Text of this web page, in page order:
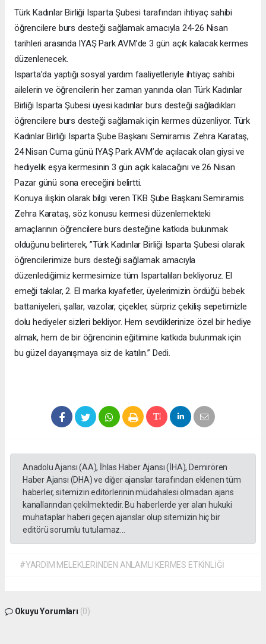
Türk Kadınlar Birliği Isparta Şubesi tarafından ihtiyaç sahibi
öğrencilere burs desteği sağlamak amacıyla 24-26 Nisan
tarihleri arasında IYAŞ Park AVM’de 3 gün açık kalacak kermes
düzenlenecek.
Isparta’da yaptığı sosyal yardım faaliyetleriyle ihtiyaç sahibi
ailelerin ve öğrencilerin her zaman yanında olan Türk Kadınlar
Birliği Isparta Şubesi üyesi kadınlar burs desteği sağladıkları
öğrencilere burs desteği sağlamak için kermes düzenliyor. Türk
Kadınlar Birliği Isparta Şube Başkanı Semiramis Zehra Karataş,
24 Nisan Cuma günü IYAŞ Park AVM’de açılacak olan giysi ve
hediyelik eşya kermesinin 3 gün açık kalacağını ve 26 Nisan
Pazar günü sona ereceğini belirtti.
Konuya ilişkin olarak bilgi veren TKB Şube Başkanı Semiramis
Zehra Karataş, söz konusu kermesi düzenlemekteki
amaçlarının öğrencilere burs desteğine katkıda bulunmak
olduğunu belirterek, ”Türk Kadınlar Birliği Isparta Şubesi olarak
öğrencilerimize burs desteği sağlamak amacıyla
düzenlediğimiz kermesimize tüm Ispartalıları bekliyoruz. El
emeği takılar, 2. El marka kıyafetler, üyelerimizin ördüğü bebek
battaniyeleri, şallar, vazolar, çiçekler, sürpriz çekiliş sepetimizle
dolu hediyeler sizleri bekliyor. Hem sevdiklerinize özel bir hediye
almak, hem de bir öğrencinin eğitimine katkıda bulunmak için
bu güzel dayanışmaya siz de katılın.” Dedi.
Anadolu Ajansı (AA), İhlas Haber Ajansı (İHA), Demirören
Haber Ajansı (DHA) ve diğer ajanslar tarafından eklenen tüm
haberler, sitemizin editörlerinin müdahalesi olmadan ajans
kanallarından çekilmektedir. Bu haberlerde yer alan hukuki
muhataplar haberi geçen ajanslar olup sitemizin hiç bir
editörü sorumlu tutulamaz...
#YARDIM MELEKLERİNDEN ANLAMLI KERMES ETKİNLİĞİ
Okuyu Yorumları (0)